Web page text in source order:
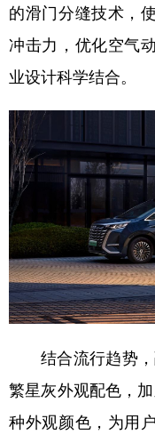
的滑门分缝技术，
冲击力，优化空气
业设计科学结合。
结合流行趋势
繁星灰外观配色，
种外观颜色，为用